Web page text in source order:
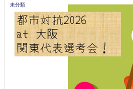
未分類